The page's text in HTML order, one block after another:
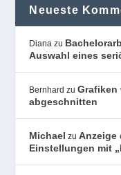
Neueste
Diana zu
Auswahl eines
Bernhard zuGrafiken
abgeschnitten
Michael zuAnzeige
Einstellungen mit